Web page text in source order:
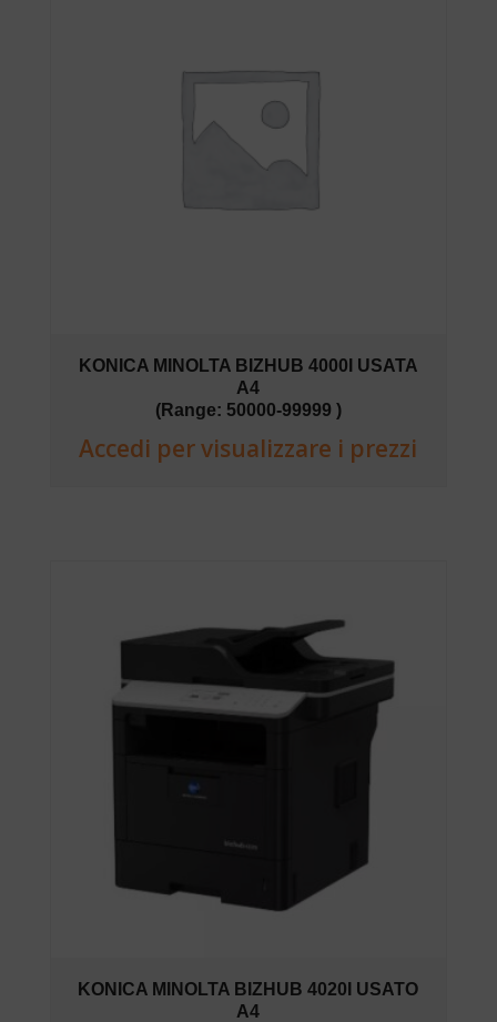
KONICA MINOLTA BIZHUB 4000I USATA
A4
(Range: 50000-99999 )
Accedi per visualizzare i prezzi
KONICA MINOLTA BIZHUB 4020I USATO
A4